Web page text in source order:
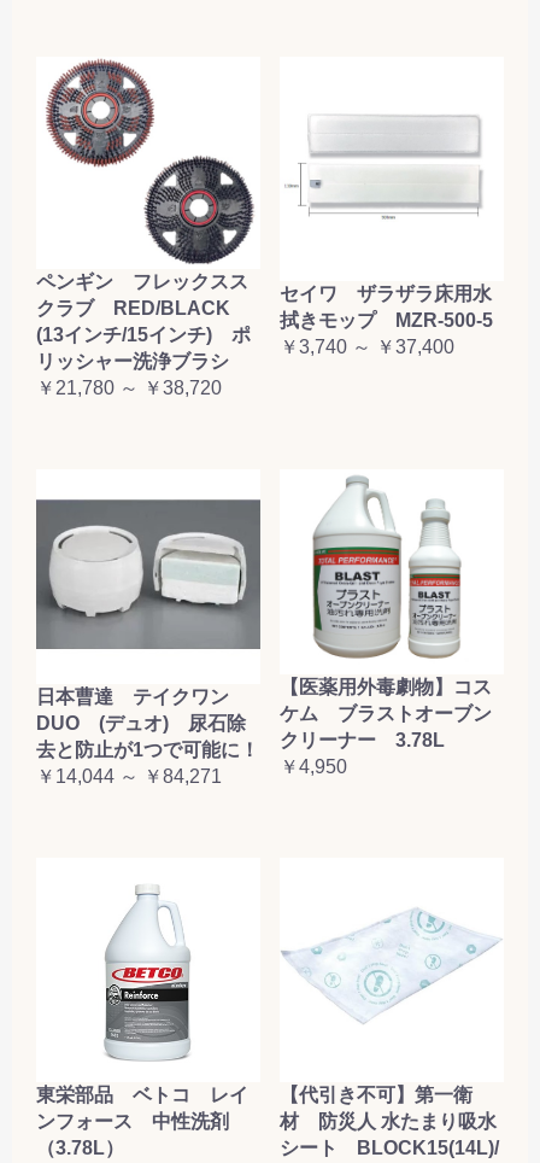
ペンギン フレックスス
クラブ RED/BLACK
(13インチ/15インチ) ポ
リッシャー洗浄ブラシ
￥21,780 ～ ￥38,720
セイワ ザラザラ床用水
拭きモップ MZR-500-5
￥3,740 ～ ￥37,400
日本曹達 テイクワン
DUO (デュオ) 尿石除
去と防止が1つで可能に！
￥14,044 ～ ￥84,271
【医薬用外毒劇物】コス
ケム ブラストオーブン
クリーナー 3.78L
￥4,950
東栄部品 ベトコ レイ
ンフォース 中性洗剤
（3.78L）
【代引き不可】第一衛
材 防災人 水たまり吸水
シート BLOCK15(14L)/